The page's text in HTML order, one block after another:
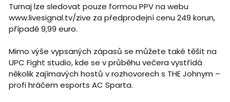
Turnaj lze sledovat pouze formou PPV na webu
www.livesignal.tv/zive za předprodejní cenu 249 korun,
případě 9,99 euro.
Mimo výše vypsaných zápasů se můžete také těšit na
UPC Fight studio, kde se v průběhu večera vystřídá
několik zajímavých hostů v rozhovorech s THE Johnym –
profi hráčem esports AC Sparta.